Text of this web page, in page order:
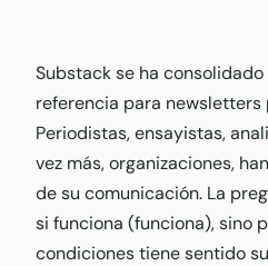
Substack se ha
referencia para newsletters
Periodistas, ensayistas,
vez más, organizaciones,
de su comunicación. La
si funciona (funciona), sino
condiciones tiene sentido